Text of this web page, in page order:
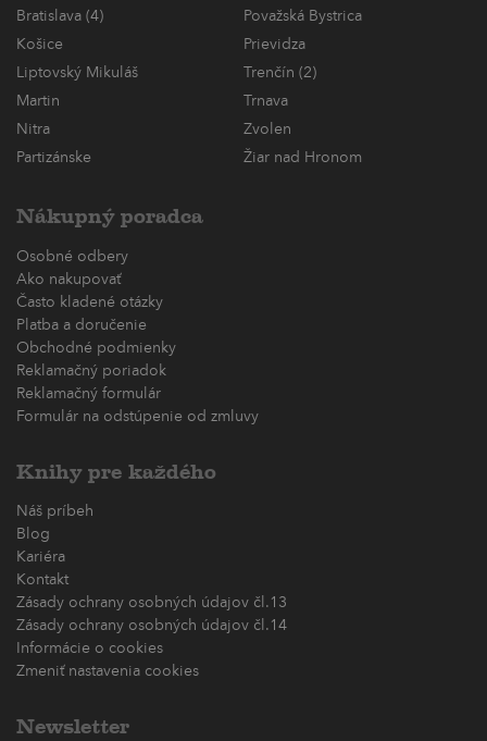
Bratislava (4)
Považská Bystrica
Košice
Prievidza
Liptovský Mikuláš
Trenčín (2)
Martin
Trnava
Nitra
Zvolen
Partizánske
Žiar nad Hronom
Nákupný poradca
Osobné odbery
Ako nakupovať
Často kladené otázky
Platba a doručenie
Obchodné podmienky
Reklamačný poriadok
Reklamačný formulár
Formulár na odstúpenie od zmluvy
Knihy pre každého
Náš príbeh
Blog
Kariéra
Kontakt
Zásady ochrany osobných údajov čl.13
Zásady ochrany osobných údajov čl.14
Informácie o cookies
Zmeniť nastavenia cookies
Newsletter